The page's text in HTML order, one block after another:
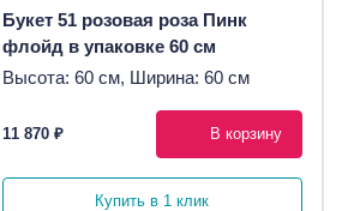
Букет 51 розовая роза Пинк
флойд в упаковке 60 см
Высота: 60 см, Ширина: 60 см
11 870 ₽ В корзину
Купить в 1 клик